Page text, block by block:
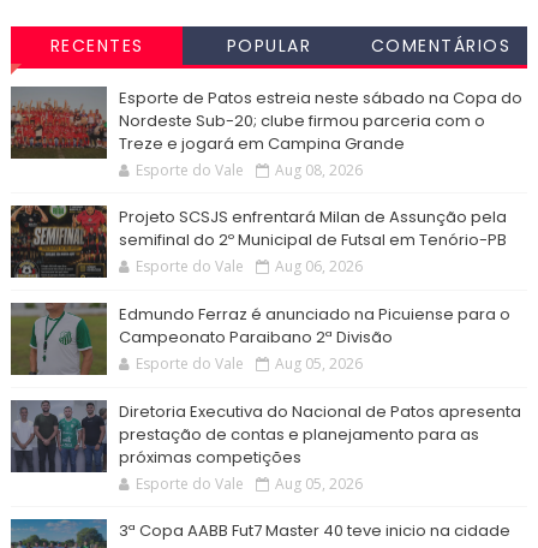
RECENTES POPULAR COMENTÁRIOS
Esporte de Patos estreia neste sábado na Copa do
Nordeste Sub-20; clube firmou parceria com o
Treze e jogará em Campina Grande
Esporte do Vale Aug 08, 2026
Projeto SCSJS enfrentará Milan de Assunção pela
semifinal do 2º Municipal de Futsal em Tenório-PB
Esporte do Vale Aug 06, 2026
Edmundo Ferraz é anunciado na Picuiense para o
Campeonato Paraibano 2ª Divisão
Esporte do Vale Aug 05, 2026
Diretoria Executiva do Nacional de Patos apresenta
prestação de contas e planejamento para as
próximas competições
Esporte do Vale Aug 05, 2026
3ª Copa AABB Fut7 Master 40 teve inicio na cidade